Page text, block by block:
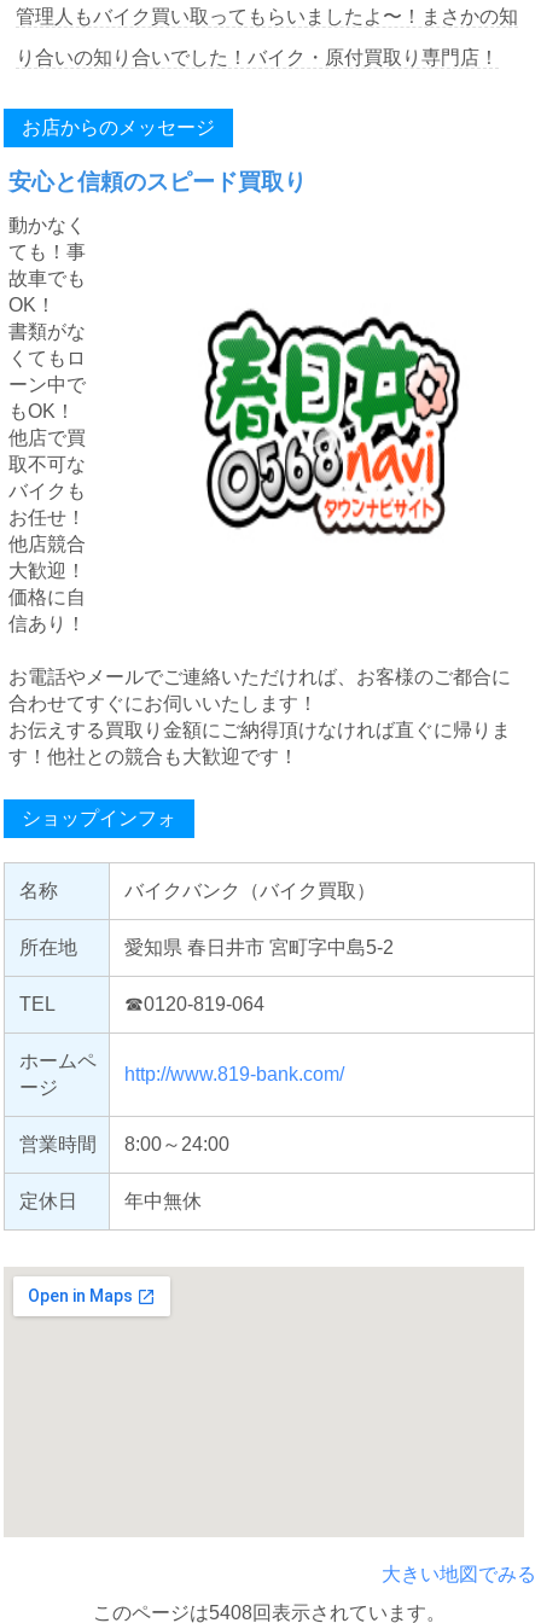
管理人もバイク買い取ってもらいましたよ〜！まさかの知
り合いの知り合いでした！バイク・原付買取り専門店！
お店からのメッセージ
安心と信頼のスピード買取り
動かなく
ても！事
故車でも
OK！
書類がな
くてもロ
ーン中で
もOK！
他店で買
取不可な
バイクも
お任せ！
他店競合
大歓迎！
価格に自
信あり！
お電話やメールでご連絡いただければ、お客様のご都合に
合わせてすぐにお伺いいたします！
お伝えする買取り金額にご納得頂けなければ直ぐに帰りま
す！他社との競合も大歓迎です！
ショップインフォ
名称 バイクバンク（バイク買取）
所在地 愛知県 春日井市 宮町字中島5-2
TEL ☎0120-819-064
ホームペ
ージ
http://www.819-bank.com/
営業時間 8:00～24:00
定休日 年中無休
大きい地図でみる
このページは5408回表示されています。